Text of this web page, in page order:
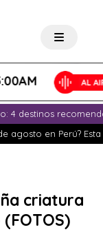
4 destinos
agosto en Perú?
criatura